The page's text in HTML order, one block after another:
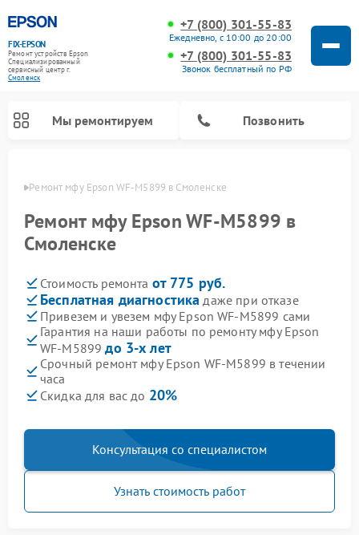
FIX-EPSON
Ремонт устройств Epson
Специализированный
cервисный центр г.
Смоленск
+7 (800) 301-55-83
Ежедневно, с 10:00 до 20:00
+7 (800) 301-55-83
Звонок бесплатный по РФ
Мы ремонтируем Позвонить
Ремонт мфу Epson WF-M5899 в Смоленске
Ремонт мфу Epson WF-M5899 в
Смоленске
Стоимость ремонта от 775 руб.
Бесплатная диагностика даже при отказе
Привезем и увезем мфу Epson WF-M5899 сами
Гарантия на наши работы по ремонту мфу Epson
WF-M5899до 3-х лет
Срочный ремонт мфу Epson WF-M5899 в течении
часа
Скидка для вас до 20%
Консультация со специалистом
Узнать стоимость работ